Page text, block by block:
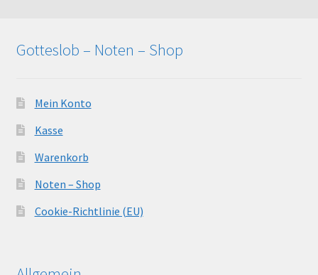
Gotteslob – Noten – Shop
Mein Konto
Kasse
Warenkorb
Noten – Shop
Cookie-Richtlinie (EU)